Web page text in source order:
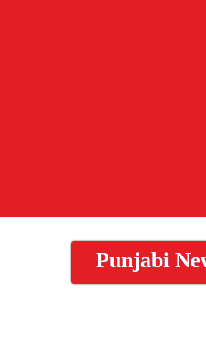
Punjabi